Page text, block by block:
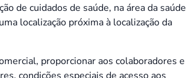
de cuidados de saúde, na área da saúde
localização próxima à localização da
proporcionar aos colaboradores e